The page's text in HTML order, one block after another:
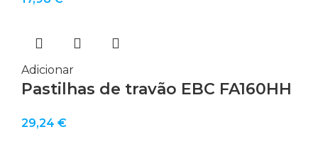
Adicionar
Pastilhas de travão EBC FA160HH
29,24 €